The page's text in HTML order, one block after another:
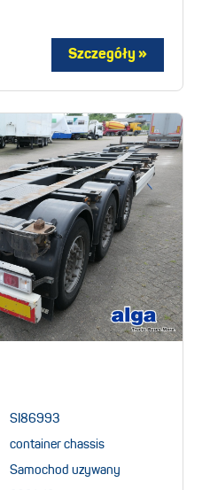
SI86993
container chassis
Samochod uzywany